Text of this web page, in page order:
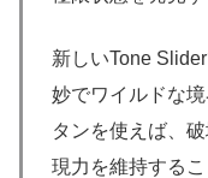
新しいTone
妙でワイルドな
タンを使えば、
現力を維持するこ